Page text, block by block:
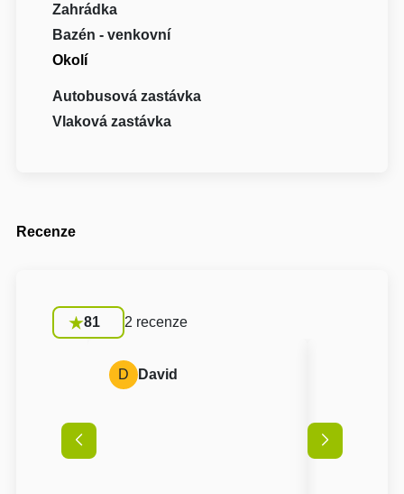
Zahrádka
Bazén - venkovní
Okolí
Autobusová zastávka
Vlaková zastávka
Recenze
81 2 recenze
D David